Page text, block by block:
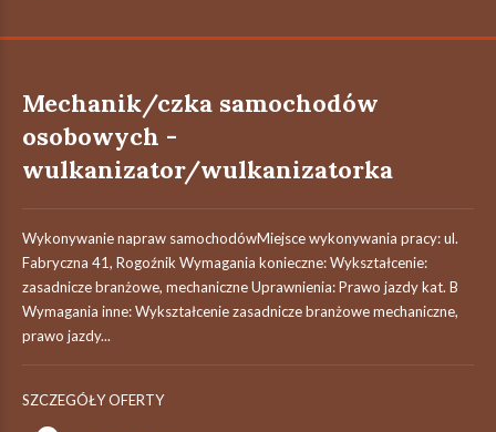
Mechanik/czka samochodów
osobowych -
wulkanizator/wulkanizatorka
Wykonywanie napraw samochodówMiejsce wykonywania pracy: ul.
Fabryczna 41, Rogoźnik Wymagania konieczne: Wykształcenie:
zasadnicze branżowe, mechaniczne Uprawnienia: Prawo jazdy kat. B
Wymagania inne: Wykształcenie zasadnicze branżowe mechaniczne,
prawo jazdy...
SZCZEGÓŁY OFERTY